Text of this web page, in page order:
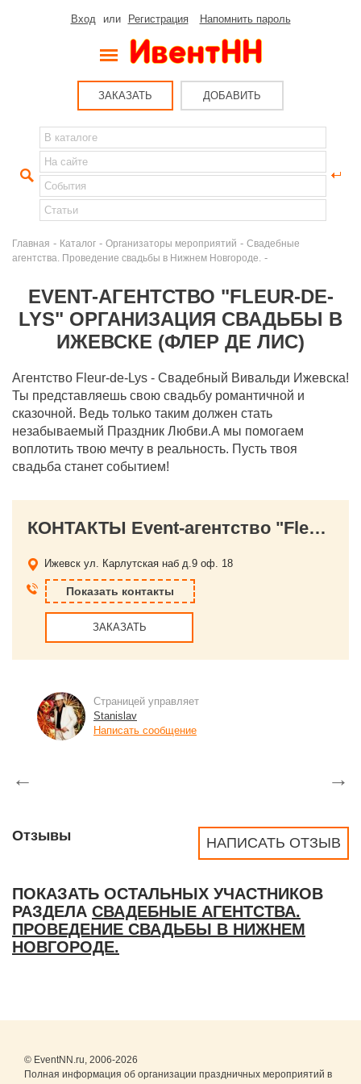
Вход или Регистрация Напомнить пароль
ЗАКАЗАТЬ ДОБАВИТЬ
Главная - Каталог - Организаторы мероприятий - Свадебные
агентства. Проведение свадьбы в Нижнем Новгороде.
-
EVENT-АГЕНТСТВО "FLEUR-DE-
LYS" ОРГАНИЗАЦИЯ СВАДЬБЫ В
ИЖЕВСКЕ (ФЛЕР ДЕ ЛИС)
Агентство Fleur-de-Lys - Свадебный Вивальди Ижевска!
Ты представляешь свою свадьбу романтичной и
сказочной. Ведь только таким должен стать
незабываемый Праздник Любви.А мы помогаем
воплотить твою мечту в реальность. Пусть твоя
свадьба станет событием!
КОНТАКТЫ Event-агентство "Fleur-de-Lys" Организация свадьбы в Ижевске (Флер де Лис)
Ижевск ул. Карлутская наб д.9 оф. 18
Показать контакты
ЗАКАЗАТЬ
Страницей управляет
Stanislav
Написать сообщение
← →
НАПИСАТЬ ОТЗЫВ
Отзывы
ПОКАЗАТЬ ОСТАЛЬНЫХ УЧАСТНИКОВ
РАЗДЕЛА СВАДЕБНЫЕ АГЕНТСТВА.
ПРОВЕДЕНИЕ СВАДЬБЫ В НИЖНЕМ
НОВГОРОДЕ.
© EventNN.ru, 2006-2026
Полная информация об организации праздничных мероприятий в